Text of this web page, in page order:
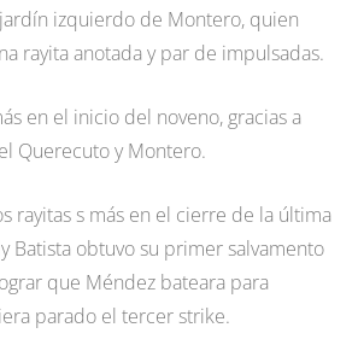
izquierdo de Montero, quien
rayita anotada y par de impulsadas.
en el inicio del noveno, gracias a
Querecuto y Montero.
rayitas s más en el cierre de la última
Batista obtuvo su primer salvamento
que Méndez bateara para
parado el tercer strike.